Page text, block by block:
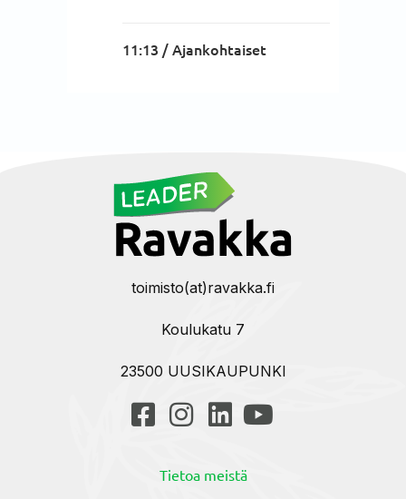
11:13 /Ajankohtaiset
toimisto(at)ravakka.fi
Koulukatu 7
23500 UUSIKAUPUNKI
Tietoa meistä